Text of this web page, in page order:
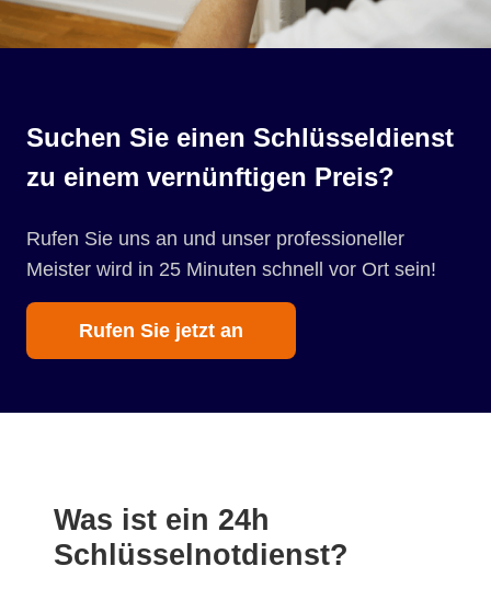
Suchen Sie einen Schlüsseldienst
zu einem vernünftigen Preis?
Rufen Sie uns an und unser professioneller
Meister wird in 25 Minuten schnell vor Ort sein!
Rufen Sie jetzt an
Was ist ein 24h
Schlüsselnotdienst?